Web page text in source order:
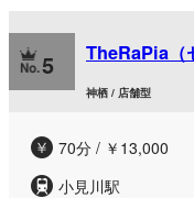
に話せることや、思わ
ね。私たちは、お越し
くスタッフにとっても
徹底しております。
す。心身ともに満たさ
さい。
5 TheRaPia（
神栖 / 店舗型
70分 / ￥13,000
小見川駅